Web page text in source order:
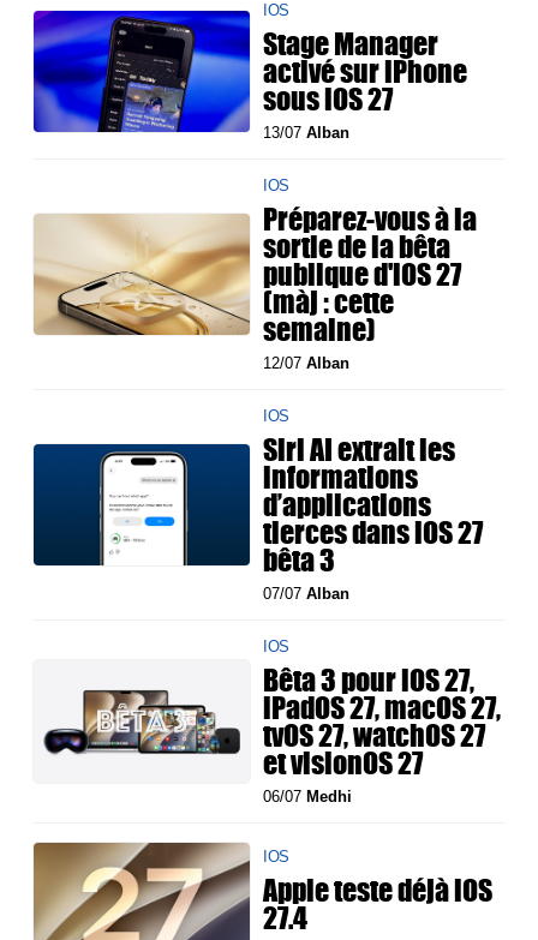
IOS
Stage Manager
activé sur iPhone
sous iOS 27
13/07Alban
IOS
Préparez-vous à la
sortie de la bêta
publique d'iOS 27
(màj : cette
semaine)
12/07Alban
IOS
Siri AI extrait les
informations
d’applications
tierces dans iOS 27
bêta 3
07/07Alban
IOS
Bêta 3 pour iOS 27,
iPadOS 27, macOS 27,
tvOS 27, watchOS 27
et visionOS 27
06/07 Medhi
IOS
Apple teste déjà iOS
27.4